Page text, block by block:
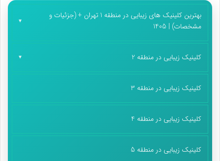
بهترین کلینیک های زیبایی در منطقه 1 تهران + (جزئیات و
مشخصات) | 1405
کلینیک زیبایی در منطقه 2
کلینیک زیبایی در منطقه 3
کلینیک زیبایی در منطقه 4
کلینیک زیبایی در منطقه 5